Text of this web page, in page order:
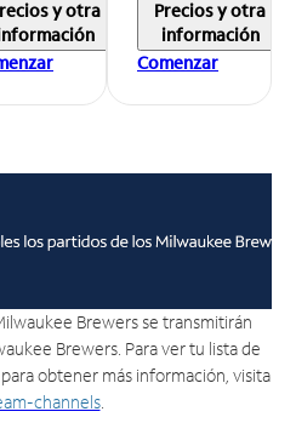
y otra
Precios y otra
información
Comenzar
Brewers se transmitirán
Brewers. Para ver tu lista de
para obtener más información, visita
channels.